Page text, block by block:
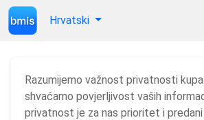
Hrvatski
Razumijemo važnost privatnosti
shvaćamo povjerljivost vaših
privatnost je za nas prioritet i